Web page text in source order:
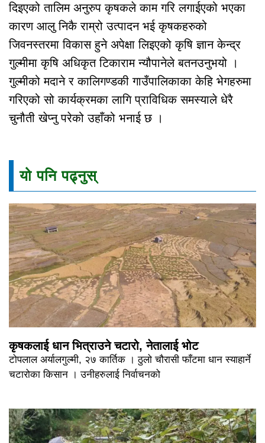
दिइएको तालिम अनुरुप कृषकले काम गरि लगाईएको भएका
कारण आलु निकै राम्रो उत्पादन भई कृषकहरुको
जिवनस्तरमा विकास हुने अपेक्षा लिइएको कृषि ज्ञान केन्द्र
गुल्मीमा कृषि अधिकृत टिकाराम न्यौपानेले बतनउनुभयो ।
गुल्मीको मदाने र कालिगण्डकी गाउँपालिकाका केहि भेगहरुमा
गरिएको सो कार्यक्रमका लागि प्राविधिक समस्याले धेरै
चुनौती खेप्नु परेको उहाँको भनाई छ ।
यो पनि पढ्नुस्
कृषकलाई धान भित्राउने चटारो, नेतालाई भोट
टोपलाल अर्यालगुल्मी, २७ कार्तिक । ठुलो चौरासी फाँटमा धान स्याहार्ने
चटारोका किसान । उनीहरुलाई निर्वाचनको